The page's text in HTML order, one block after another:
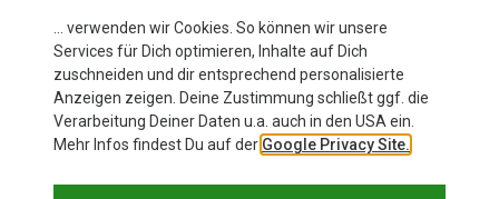
… verwenden wir Cookies. So können wir unsere
Services für Dich optimieren, Inhalte auf Dich
zuschneiden und dir entsprechend personalisierte
Anzeigen zeigen. Deine Zustimmung schließt ggf. die
Verarbeitung Deiner Daten u.a. auch in den USA ein.
Mehr Infos findest Du auf der Google Privacy Site.